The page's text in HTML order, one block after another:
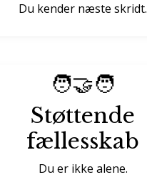
Du kender næste skridt.
🧑‍🤝‍🧑
Støttende
fællesskab
Du er ikke alene.